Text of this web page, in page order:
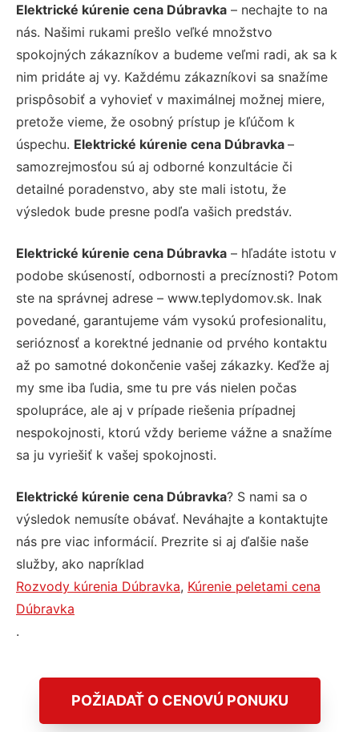
Elektrické kúrenie cena Dúbravka – nechajte to na
nás. Našimi rukami prešlo veľké množstvo
spokojných zákazníkov a budeme veľmi radi, ak sa k
nim pridáte aj vy. Každému zákazníkovi sa snažíme
prispôsobiť a vyhovieť v maximálnej možnej miere,
pretože vieme, že osobný prístup je kľúčom k
úspechu. Elektrické kúrenie cena Dúbravka –
samozrejmosťou sú aj odborné konzultácie či
detailné poradenstvo, aby ste mali istotu, že
výsledok bude presne podľa vašich predstáv.
Elektrické kúrenie cena Dúbravka – hľadáte istotu v
podobe skúseností, odbornosti a precíznosti? Potom
ste na správnej adrese – www.teplydomov.sk. Inak
povedané, garantujeme vám vysokú profesionalitu,
serióznosť a korektné jednanie od prvého kontaktu
až po samotné dokončenie vašej zákazky. Keďže aj
my sme iba ľudia, sme tu pre vás nielen počas
spolupráce, ale aj v prípade riešenia prípadnej
nespokojnosti, ktorú vždy berieme vážne a snažíme
sa ju vyriešiť k vašej spokojnosti.
Elektrické kúrenie cena Dúbravka? S nami sa o
výsledok nemusíte obávať. Neváhajte a kontaktujte
nás pre viac informácií. Prezrite si aj ďalšie naše
služby, ako napríklad
Rozvody kúrenia Dúbravka, Kúrenie peletami cena
Dúbravka
.
POŽIADAŤ O CENOVÚ PONUKU